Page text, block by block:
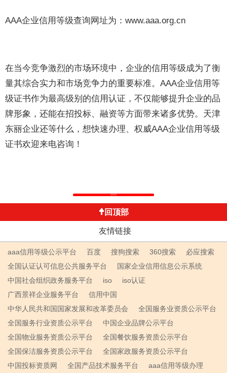
AAA企业信用等级查询网址为：www.aaa.org.cn
在当今竞争激烈的市场环境中，企业的信用等级成为了衡
量其综合实力和市场竞争力的重要标准。AAA企业信用等
级证书作为最高级别的信用认证，不仅能够提升企业的品
牌形象，还能在招投标、融资等方面带来诸多优势。天津
东丽企业还等什么，想快速办理、权威AAA企业信用等级
证书欢迎来电咨询！
返回列表
回顶部
友情链接
aaa信用等级公示平台 百度 搜狗搜索 360搜索
必应搜索
全国认证认可信息公共服务平台
国家企业信用信息公示系统
中国社会组织政务服务平台
iso
iso认证
广西景祥企业服务平台
信用中国
中华人民共和国国家发展和改革委员会
全国服务业资质公示平台
全国服务行业资质公示平台
中国企业品牌公示平台
全国物业服务资质公示平台
全国餐饮服务资质公示平台
全国保洁服务资质公示平台
全国家政服务资质公示平台
中国投标资质网
全国产品技术服务平台 aaa信用等级办理